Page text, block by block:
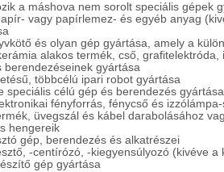
a máshova nem sorolt speciális gépek
vagy papírlemez- és egyéb anyag
és olyan gép gyártása, amely a
alakos termék, cső,
berendezéseinek gyártása
többcélú ipari robot gyártása
speciális célú gép és berendezés
fényforrás, fénycső és
üvegszál és kábel darabolásához
hengereik
gép, berendezés és alkatrészei
-centírózó, -kiegyensúlyozó (kivéve
gép gyártása